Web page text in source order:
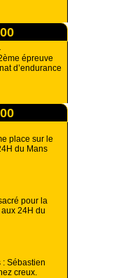
épreuve
d’endurance
place sur le
du Mans
pour la
24H du
: Sébastien
creux.